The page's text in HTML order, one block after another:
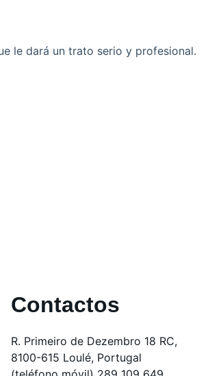
le dará un trato serio y profesional.
Contactos
R. Primeiro de Dezembro 18 RC,
8100-615 Loulé, Portugal